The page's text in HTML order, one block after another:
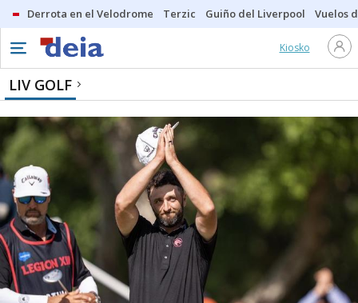
Derrota en el Velodrome Terzic Guiño del Liverpool Vuelos
Kiosko
LIV GOLF